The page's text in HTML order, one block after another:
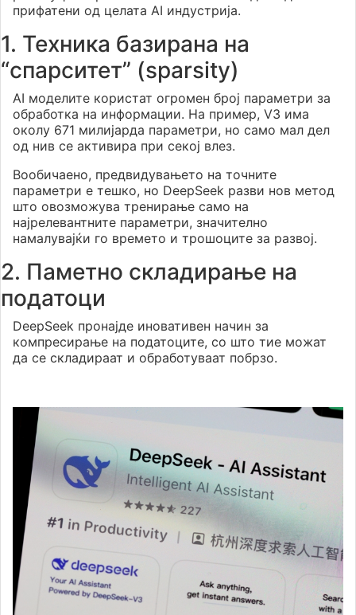
прифатени од целата AI индустрија.
1. Техника базирана на
“спарситет” (sparsity)
AI моделите користат огромен број параметри за
обработка на информации. На пример, V3 има
околу 671 милијарда параметри, но само мал дел
од нив се активира при секој влез.
Вообичаено, предвидувањето на точните
параметри е тешко, но DeepSeek разви нов метод
што овозможува тренирање само на
најрелевантните параметри, значително
намалувајќи го времето и трошоците за развој.
2. Паметно складирање на
податоци
DeepSeek пронајде иновативен начин за
компресирање на податоците, со што тие можат
да се складираат и обработуваат побрзо.